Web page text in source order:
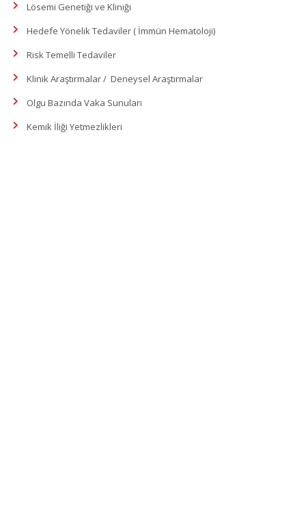
Lösemi Genetiği ve Kliniği
Hedefe Yönelik Tedaviler ( İmmün Hematoloji)
Risk Temelli Tedaviler
Klinik Araştırmalar / Deneysel Araştırmalar
Olgu Bazında Vaka Sunuları
Kemik İliği Yetmezlikleri